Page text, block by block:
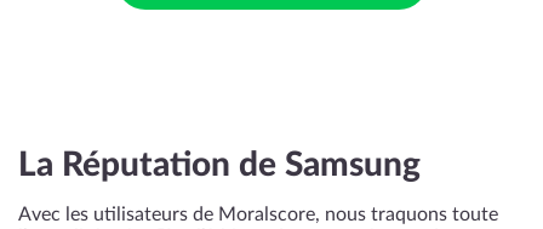
La Réputation de Samsung
Avec les utilisateurs de Moralscore, nous traquons toute